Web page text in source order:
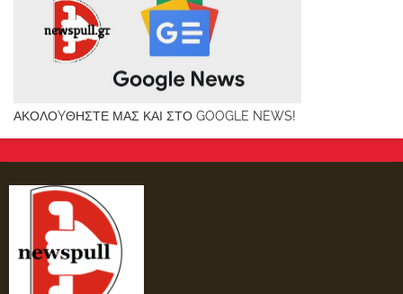
ΑΚΟΛΟYΘΗΣΤΕ ΜΑΣ ΚΑΙ ΣΤΟ GOOGLE NEWS!